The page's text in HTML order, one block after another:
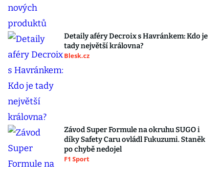
Detaily aféry Decroix s Havránkem: Kdo je
tady největší královna?
Blesk.cz
Závod Super Formule na okruhu SUGO i
díky Safety Caru ovládl Fukuzumi. Staněk
po chybě nedojel
F1 Sport